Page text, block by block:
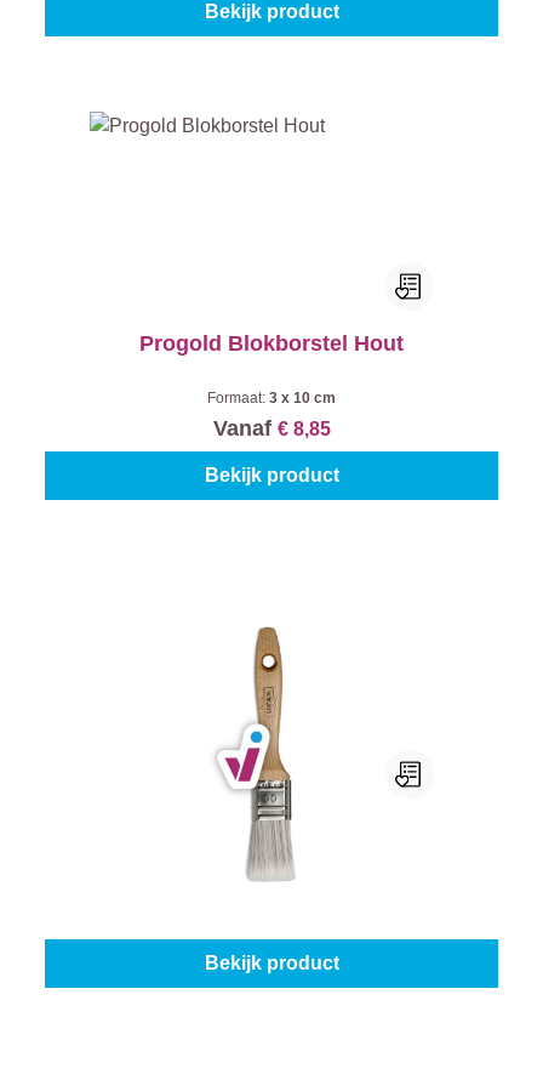
Bekijk product
Progold Blokborstel Hout
Formaat: 3 x 10 cm
Vanaf € 8,85
Bekijk product
Libéron Platte Borstel 30 Mm
Hoeveelheid:
Bekijk product